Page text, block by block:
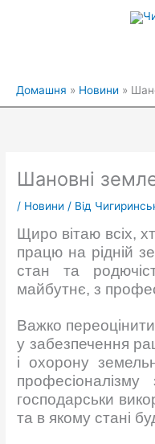
Домашня Новини
Шановні
/ Новини / Від
Щиро вітаю всіх,
працю на рідній
стан та
майбутнє, з
Важко
у забезпечення
і охорону
господарськи
та в якому стані